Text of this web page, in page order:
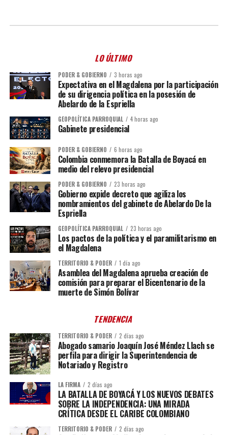
LO ÚLTIMO
PODER & GOBIERNO 3 horas ago
Expectativa en el Magdalena por la participación
de su dirigencia política en la posesión de
Abelardo de la Espriella
GEOPOLÍTICA PARROQUIAL 4 horas ago
Gabinete presidencial
PODER & GOBIERNO 6 horas ago
Colombia conmemora la Batalla de Boyacá en
medio del relevo presidencial
PODER & GOBIERNO 23 horas ago
Gobierno expide decreto que agiliza los
nombramientos del gabinete de Abelardo De la
Espriella
GEOPOLÍTICA PARROQUIAL 23 horas ago
Los pactos de la política y el paramilitarismo en
el Magdalena
TERRITORIO & PODER 1 día ago
Asamblea del Magdalena aprueba creación de
comisión para preparar el Bicentenario de la
muerte de Simón Bolívar
TENDENCIA
TERRITORIO & PODER 2 días ago
Abogado samario Joaquín José Méndez Llach se
perfila para dirigir la Superintendencia de
Notariado y Registro
LA FIRMA 2 días ago
LA BATALLA DE BOYACÁ Y LOS NUEVOS DEBATES
SOBRE LA INDEPENDENCIA: UNA MIRADA
CRÍTICA DESDE EL CARIBE COLOMBIANO
TERRITORIO & PODER 2 días ago